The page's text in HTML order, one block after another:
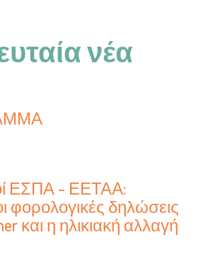
νέα
ΕΣΠΑ - ΕΕΤΑΑ:
φορολογικές δηλώσεις
και η ηλικιακή αλλαγή